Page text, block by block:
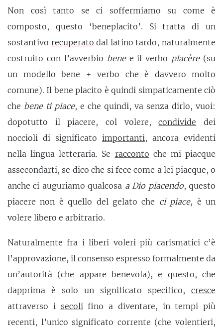
Non così tanto se ci soffermiamo su come è
composto, questo ‘beneplacito’. Si tratta di un
sostantivo recuperato dal latino tardo, naturalmente
costruito con l’avverbio benee il verbo placère(su
un modello bene + verbo che è davvero molto
comune). Il bene placito è quindi simpaticamente ciò
che bene ti piace, e che quindi, va senza dirlo, vuoi:
dopotutto il piacere, col volere,condivide dei
noccioli di significato importanti, ancora evidenti
nella lingua letteraria. Se racconto che mi piacque
assecondarti, se dico che si fece come a lei piacque, o
anche ci auguriamo qualcosa a Dio piacendo, questo
piacere non è quello del gelato che ci piace, è un
volere libero e arbitrario.
Naturalmente fra i liberi voleri più carismatici c’è
l’approvazione, il consenso espresso formalmente da
un’autorità (che appare benevola), e questo, che
dapprima è solo un significato specifico, cresce
attraverso i secoli fino a diventare, in tempi più
recenti, l’unico significato corrente (che volentieri,